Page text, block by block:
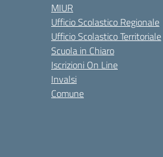
MIUR
Ufficio Scolastico Regionale
Ufficio Scolastico Territoriale
Scuola in Chiaro
Iscrizioni On Line
Invalsi
Comune